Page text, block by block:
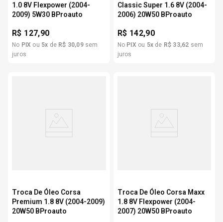
1.0 8V Flexpower (2004-
2009) 5W30 BProauto
R$ 127,90
No PIX ou 5x de R$ 30,09sem
juros
Classic Super 1.6 8V (2004-
2006) 20W50 BProauto
R$ 142,90
No PIX ou 5xde R$ 33,62 sem
juros
Troca De Óleo Corsa
Premium 1.8 8V (2004-2009)
20W50 BProauto
Troca De Óleo Corsa Maxx
1.8 8V Flexpower (2004-
2007) 20W50 BProauto